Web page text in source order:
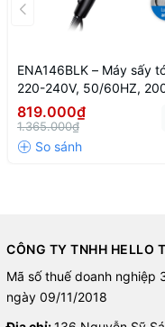
- Điều chỉnh mức độ sấy
Hướng dẫn bảo quản:
ENA146BLK – Máy sấy
220-240V, 50/60HZ,
2300W
819.000₫
1.365.000₫
CÔNG TY TNHH HELLO
Mã số thuế doanh nghiệp
ngày 09/11/2018